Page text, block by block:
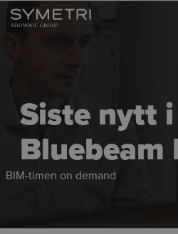
Siste nytt i
Bluebeam
BIM-timen on demand